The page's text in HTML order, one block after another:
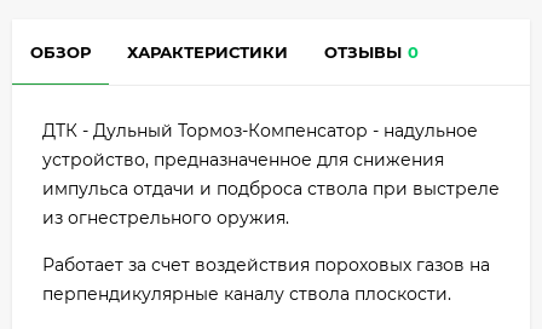
ОБЗОР ХАРАКТЕРИСТИКИ ОТЗЫВЫ 0
ДТК - Дульный Тормоз-Компенсатор - надульное
устройство, предназначенное для снижения
импульса отдачи и подброса ствола при выстреле
из огнестрельного оружия.
Работает за счет воздействия пороховых газов на
перпендикулярные каналу ствола плоскости.